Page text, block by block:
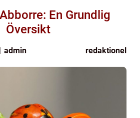
En Grundlig
Översikt
admin redaktionel